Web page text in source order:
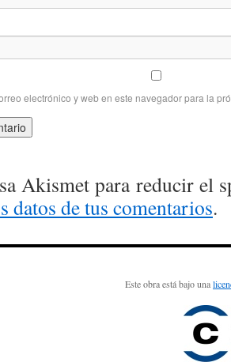
electrónico y web en este navegador para la
Akismet para reducir el
datos de tus comentarios.
Este obra está bajo una